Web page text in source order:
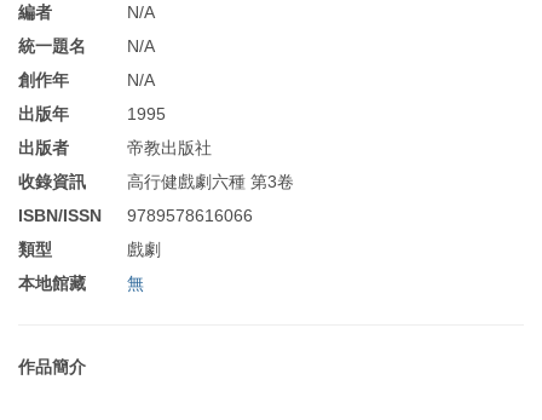
編者
N/A
統一題名
N/A
創作年
N/A
出版年
1995
出版者
帝教出版社
收錄資訊
高行健戲劇六種 第3卷
ISBN/ISSN
9789578616066
類型
戲劇
本地館藏
無
作品簡介